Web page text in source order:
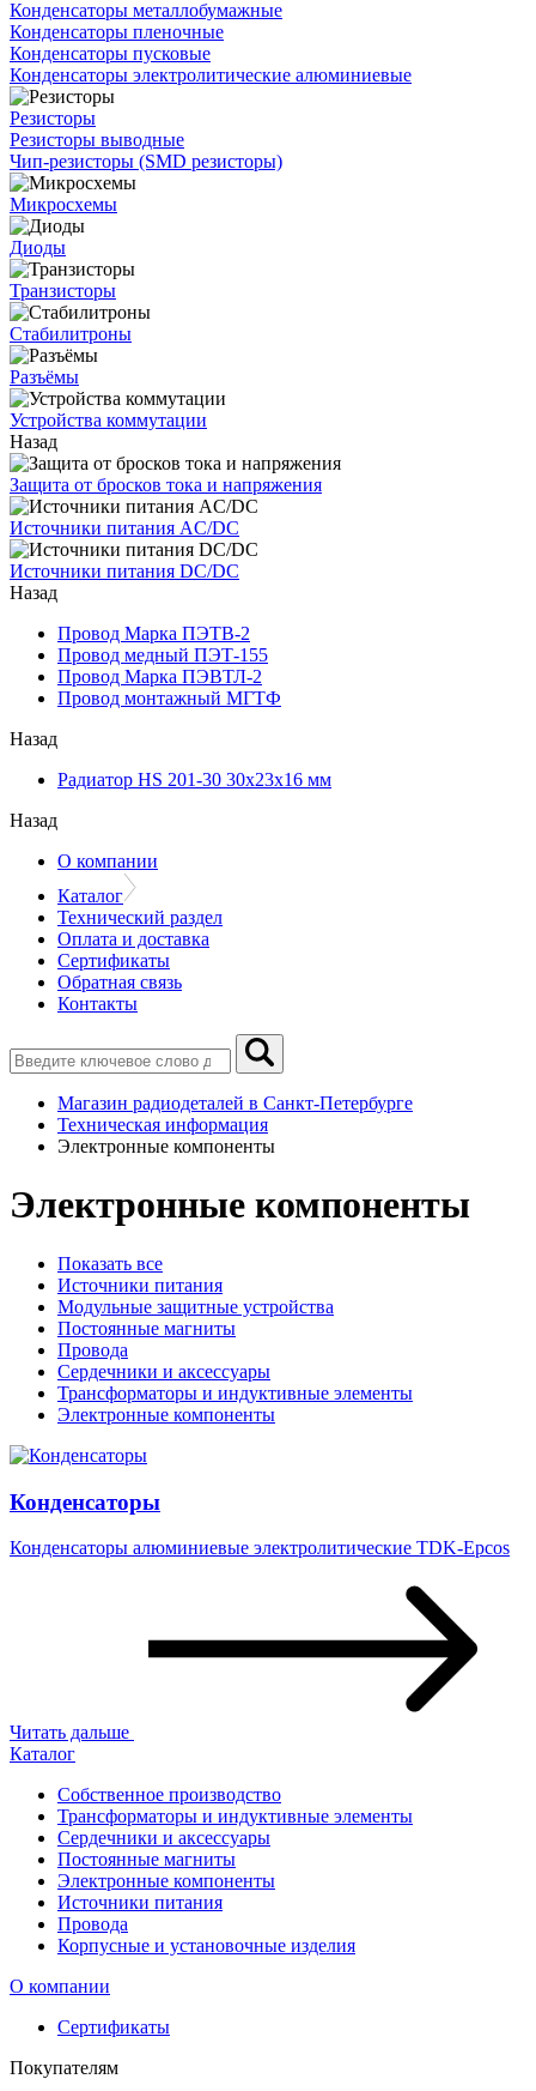
Конденсаторы металлобумажные
Конденсаторы пленочные
Конденсаторы пусковые
Конденсаторы электролитические алюминиевые
Резисторы
Резисторы выводные
Чип-резисторы (SMD резисторы)
Микросхемы
Диоды
Транзисторы
Стабилитроны
Разъёмы
Устройства коммутации
Назад
Защита от бросков тока и напряжения
Источники питания AC/DC
Источники питания DC/DC
Назад
Провод Марка ПЭТВ-2
Провод медный ПЭТ-155
Провод Марка ПЭВТЛ-2
Провод монтажный МГТФ
Назад
Радиатор HS 201-30 30х23х16 мм
Назад
О компании
Каталог
Технический раздел
Оплата и доставка
Сертификаты
Обратная связь
Контакты
Магазин радиодеталей в Санкт-Петербурге
Техническая информация
Электронные компоненты
Электронные компоненты
Показать все
Источники питания
Модульные защитные устройства
Постоянные магниты
Провода
Сердечники и аксессуары
Трансформаторы и индуктивные элементы
Электронные компоненты
Конденсаторы
Конденсаторы алюминиевые электролитические TDK-Epcos
Читать дальше
Каталог
Собственное производство
Трансформаторы и индуктивные элементы
Сердечники и аксессуары
Постоянные магниты
Электронные компоненты
Источники питания
Провода
Корпусные и установочные изделия
О компании
Сертификаты
Покупателям